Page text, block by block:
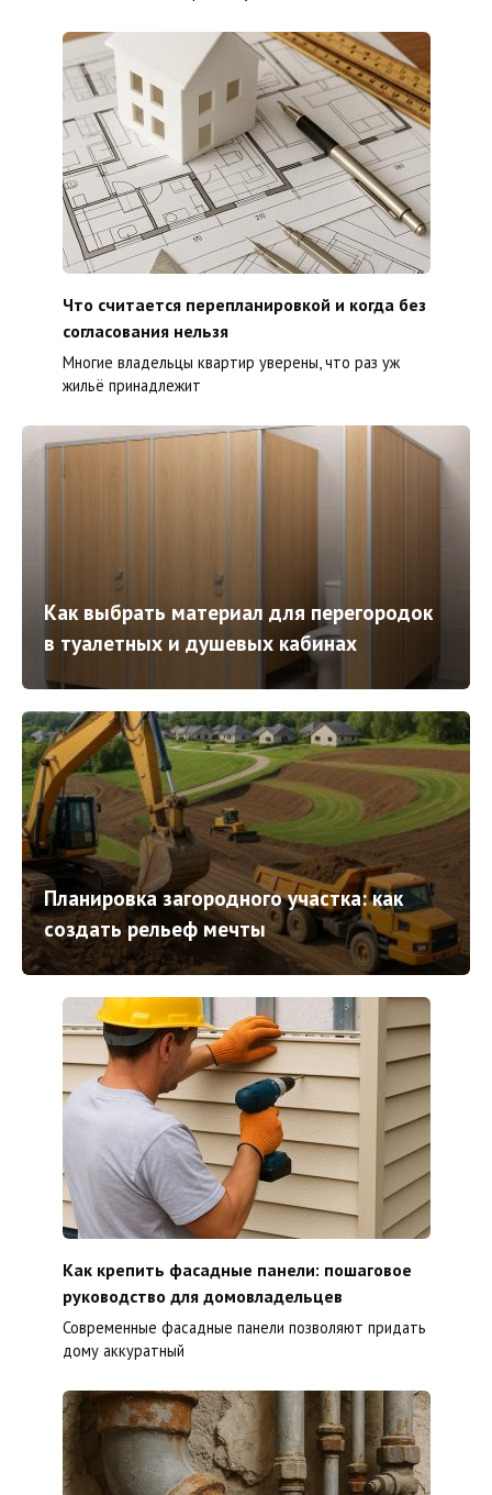
Что считается перепланировкой и когда без
согласования нельзя
Многие владельцы квартир уверены, что раз уж
жильё принадлежит
Как выбрать материал для перегородок
в туалетных и душевых кабинах
Планировка загородного участка: как
создать рельеф мечты
Как крепить фасадные панели: пошаговое
руководство для домовладельцев
Современные фасадные панели позволяют придать
дому аккуратный